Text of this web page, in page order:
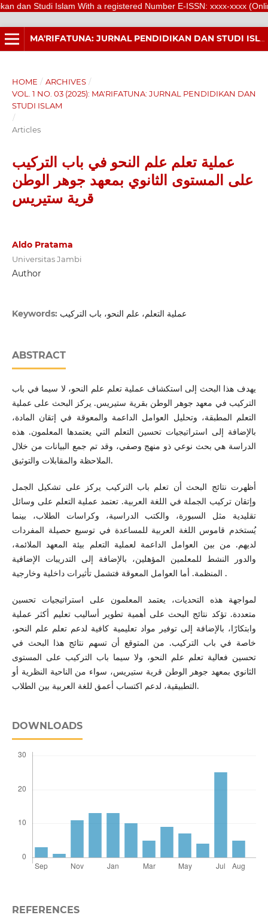
Islam With a registered Number E-ISSN: xxxx-xxxx (Online) is
MA'RIFATUNA: JURNAL PENDIDIKAN DAN STUDI ISLAM
HOME / ARCHIVES /
VOL. 1 NO. 03 (2025): MA'RIFATUNA: JURNAL PENDIDIKAN DAN
STUDI ISLAM
/
Articles
عملية تعلم علم النحو في باب التركيب
على المستوى الثانوي بمعهد جوهر الوطن
قرية ستيريس
Aldo Pratama
Universitas Jambi
Author
Keywords: عملية التعلم، علم النحو، باب التركيب
ABSTRACT
يهدف هذا البحث إلى استكشاف عملية تعلم علم النحو، لا سيما في باب
التركيب في معهد جوهر الوطن بقرية ستيريس. يركز البحث على عملية
التعلم المطبقة، وتحليل العوامل الداعمة والمعوقة في إتقان المادة،
بالإضافة إلى استراتيجيات تحسين التعلم التي يعتمدها المعلمون. هذه
الدراسة هي بحث نوعي ذو منهج وصفي، وقد تم جمع البيانات من خلال
الملاحظة والمقابلات والتوثيق.
أظهرت نتائج البحث أن تعلم باب التركيب يركز على تشكيل الجمل
وإتقان تركيب الجملة في اللغة العربية. تعتمد عملية التعلم على وسائل
تقليدية مثل السبورة، والكتب الدراسية، وكراسات الطلاب، بينما
يُستخدم قاموس اللغة العربية للمساعدة في توسيع حصيلة المفردات
لديهم. من بين العوامل الداعمة لعملية التعلم بيئة المعهد الملائمة،
والدور النشط للمعلمين المؤهلين، بالإضافة إلى التدريبات الإضافية
المنظمة. أما العوامل المعوقة فتشمل تأثيرات داخلية وخارجية .
لمواجهة هذه التحديات، يعتمد المعلمون على استراتيجيات تحسين
متعددة. تؤكد نتائج البحث على أهمية تطوير أساليب تعليم أكثر عملية
وابتكارًا، بالإضافة إلى توفير مواد تعليمية كافية لدعم تعلم علم النحو،
خاصة في باب التركيب. من المتوقع أن تسهم نتائج هذا البحث في
تحسين فعالية تعلم علم النحو، ولا سيما باب التركيب على المستوى
الثانوي بمعهد جوهر الوطن قرية ستيريس، سواء من الناحية النظرية أو
التطبيقية، لدعم اكتساب أعمق للغة العربية بين الطلاب.
DOWNLOADS
REFERENCES